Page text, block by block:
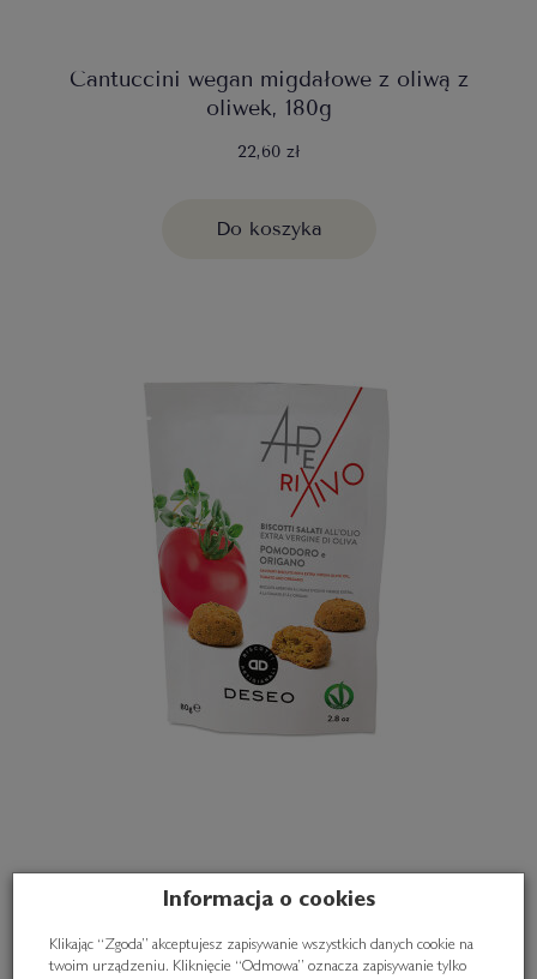
Cantuccini wegan migdałowe z oliwą z
oliwek, 180g
22,60 zł
Do koszyka
Wytrawne ciasteczka Pomidory i Oregano,
80g
Informacja o cookies
Klikając “Zgoda” akceptujesz zapisywanie wszystkich danych cookie na
twoim urządzeniu. Kliknięcie “Odmowa” oznacza zapisywanie tylko